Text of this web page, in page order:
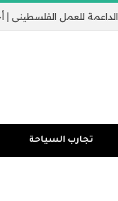
تجارب السياحة